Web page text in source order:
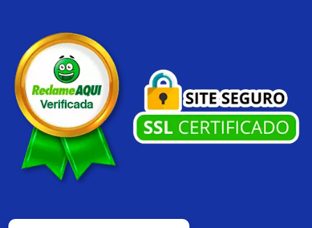
marca. Com produção própria, controle total de qualidade e um padrão
consistente de excelência em cada etapa, garantimos fidelidade visual,
resistência e alto desempenho em cada entrega, com suporte próximo
também no pós-venda.Do briefing à instalação, atuamos com precisão
técnica e visão de resultado. Nosso compromisso é simples: impulsionar sua
marca com infláveis, gerando impacto e reconhecimento.